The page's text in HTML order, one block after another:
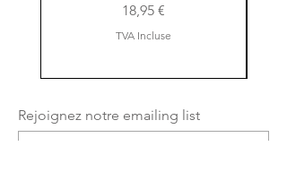
Prix
18,95 €
TVA Incluse
Rejoignez notre emailing list